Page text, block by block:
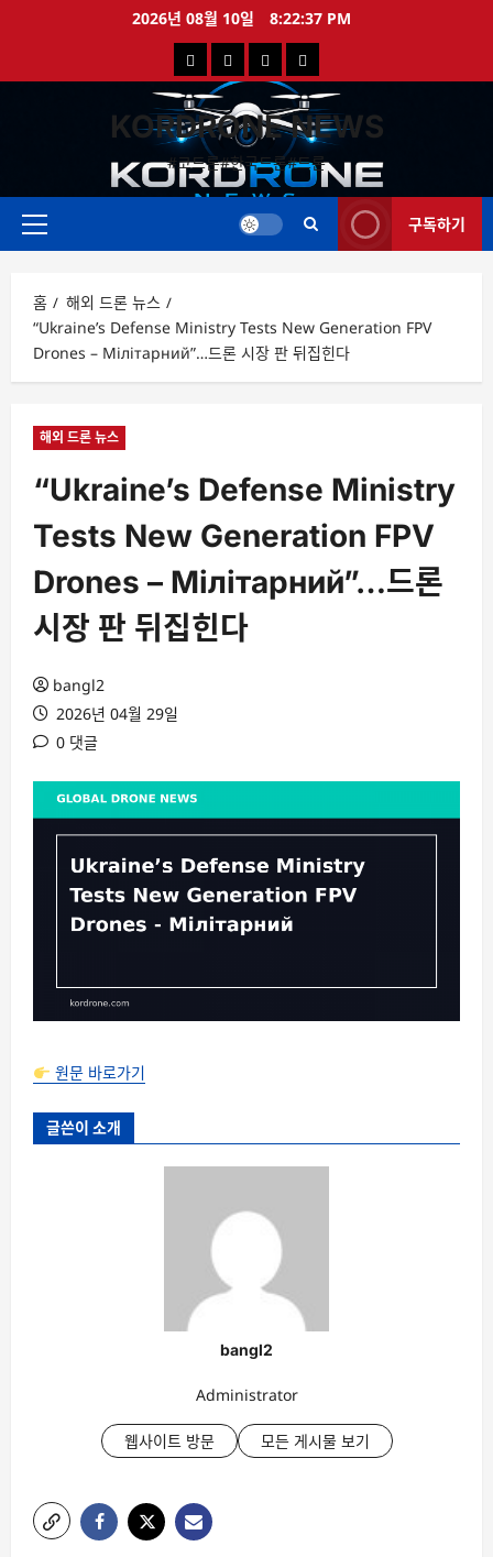
로
2026년 08월 10일 8:22:38 PM
국
내
드
론
뉴
해
외
드
론
뉴
드
영
상
드
론
특
가
KORDRONE NEWS
#코드론#한국드론#드론
주
구독하기
홈
해외 드론 뉴스
“Ukraine’s Defense Ministry Tests New Generation FPV
Drones – Мілітарний”…드론 시장 판 뒤집힌다
해외 드론 뉴스
“Ukraine’s Defense Ministry
Tests New Generation FPV
Drones – Мілітарний”…드론
시장 판 뒤집힌다
bangl2
2026년 04월 29일
0 댓글
원문 바로가기
글쓴이 소개
bangl2
Administrator
웹사이트 방문 모든 게시물 보기